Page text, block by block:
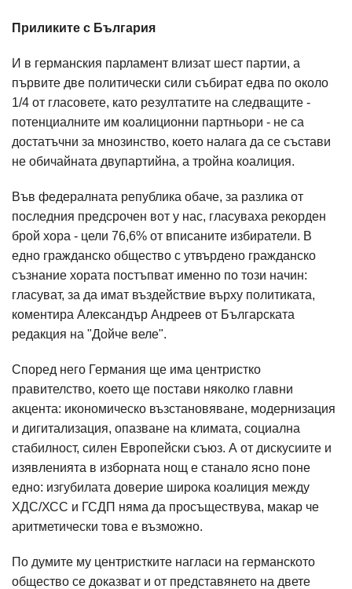
Приликите с България
И в германския парламент влизат шест партии, а
първите две политически сили събират едва по около
1/4 от гласовете, като резултатите на следващите -
потенциалните им коалиционни партньори - не са
достатъчни за мнозинство, което налага да се състави
не обичайната двупартийна, а тройна коалиция.
Във федералната република обаче, за разлика от
последния предсрочен вот у нас, гласуваха рекорден
брой хора - цели 76,6% от вписаните избиратели. В
едно гражданско общество с утвърдено гражданско
съзнание хората постъпват именно по този начин:
гласуват, за да имат въздействие върху политиката,
коментира Александър Андреев от Българската
редакция на "Дойче веле".
Според него Германия ще има центристко
правителство, което ще постави няколко главни
акцента: икономическо възстановяване, модернизация
и дигитализация, опазване на климата, социална
стабилност, силен Европейски съюз. А от дискусиите и
изявленията в изборната нощ е станало ясно поне
едно: изгубилата доверие широка коалиция между
ХДС/ХСС и ГСДП няма да просъществува, макар че
аритметически това е възможно.
По думите му центристките нагласи на германското
общество се доказват и от представянето на двете